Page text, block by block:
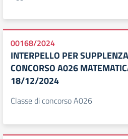
00168/2024
INTERPELLO PER
CONCORSO A026
18/12/2024
Classe di concorso A026